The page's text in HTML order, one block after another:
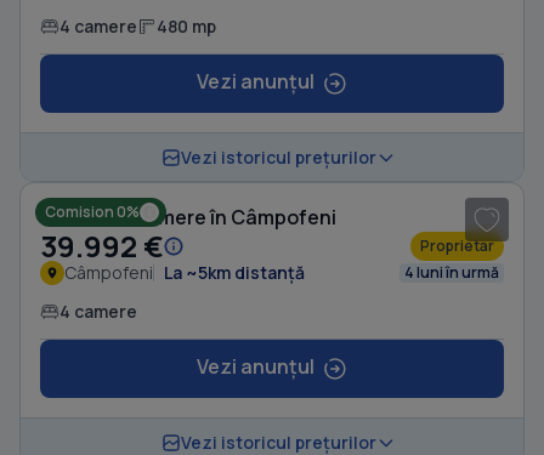
4 camere 480 mp
Vezi anunțul
Vezi istoricul prețurilor
Comision 0%
Casă cu 4 camere în Câmpofeni
39.992 € Proprietar
Câmpofeni La ~5km distanță 4 luni în urmă
4 camere
Vezi anunțul
Vezi istoricul prețurilor